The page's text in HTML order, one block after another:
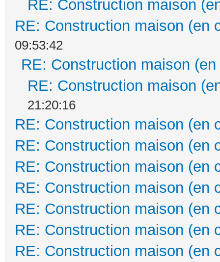
RE: Construction maison
RE: Construction maison (en
09:53:42
RE: Construction maison
RE: Construction maison
21:20:16
RE: Construction maison (en
RE: Construction maison (en
RE: Construction maison (en
RE: Construction maison (en
RE: Construction maison (en
RE: Construction maison (en
RE: Construction maison (en